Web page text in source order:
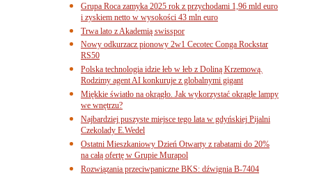
Grupa Roca zamyka 2025 rok z przychodami 1,96 mld euro
i zyskiem netto w wysokości 43 mln euro
Trwa lato z Akademią swisspor
Nowy odkurzacz pionowy 2w1 Cecotec Conga Rockstar
RS50
Polska technologia idzie łeb w łeb z Doliną Krzemową.
Rodzimy agent AI konkuruje z globalnymi gigant
Miękkie światło na okrągło. Jak wykorzystać okrągłe lampy
we wnętrzu?
Najbardziej puszyste miejsce tego lata w gdyńskiej Pijalni
Czekolady E.Wedel
Ostatni Mieszkaniowy Dzień Otwarty z rabatami do 20%
na całą ofertę w Grupie Murapol
Rozwiązania przeciwpaniczne BKS: dźwignia B-7404